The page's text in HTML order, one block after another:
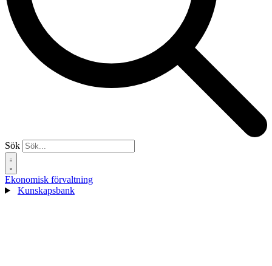
Sök
Ekonomisk förvaltning
Kunskapsbank